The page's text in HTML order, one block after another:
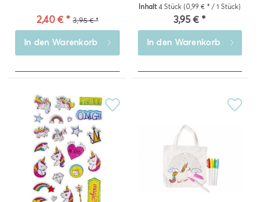
2,40 € * 3,95 € *
In den Warenkorb
Inhalt4 Stück (0,99 € * / 1 Stück)
3,95 € *
In den Warenkorb